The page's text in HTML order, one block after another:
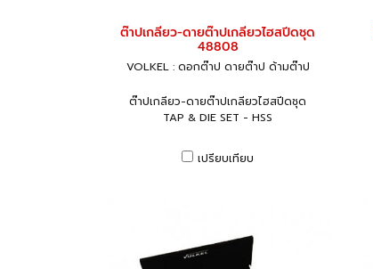
ต๊าปเกลียว-ดายต๊าปเกลียวไฮสปีดชุด
48808
VOLKEL : ดอกต๊าป ดายต๊าป ด้ามต๊าป
ต๊าปเกลียว-ดายต๊าปเกลียวไฮสปีดชุด
TAP & DIE SET - HSS
เปรียบเทียบ